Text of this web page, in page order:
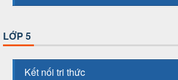
LỚP 5
Kết nối tri thức